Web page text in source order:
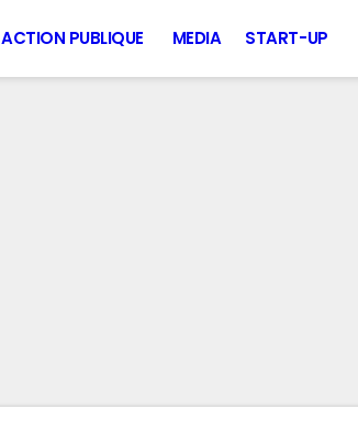
ACTION PUBLIQUE MEDIA START-UP